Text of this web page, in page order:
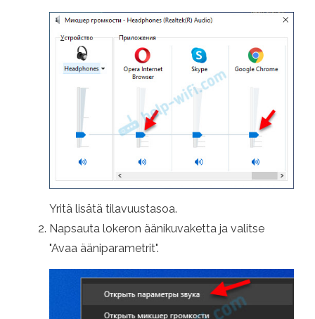
Yritä lisätä tilavuustasoa.
Napsauta lokeron äänikuvaketta ja valitse
"Avaa ääniparametrit".